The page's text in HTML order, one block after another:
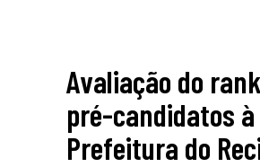
Avaliação do
pré-candidatos à
Prefeitura do